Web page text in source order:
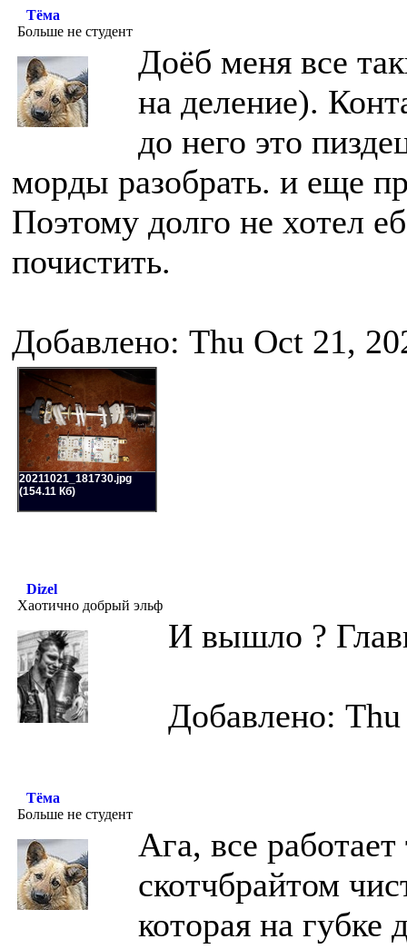
Тёма
Больше не студент
Доёб меня все
на деление).
до него это
морды разобрать. и еще
Поэтому долго не хотел
почистить.
Добавлено: Thu Oct 21,
20211021_181730.jpg
(154.11 Кб)
Dizel
Хаотично добрый эльф
И вышло ?
Добавлено:
Тёма
Больше не студент
Ага, все
скотчбрайтом
которая на